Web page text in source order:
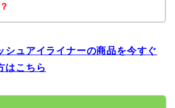
シュアイライナーの商品を今すぐ
はこちら